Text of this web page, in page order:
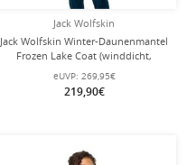
Jack Wolfskin
Jack Wolfskin Winter-Daunenmantel
Frozen Lake Coat (winddicht,
wasserabweisend, atmungsaktiv)
braun Damen
eUVP: 269,95€
219,90€